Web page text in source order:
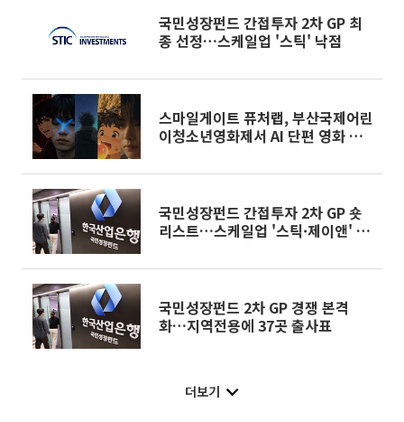
국민성장펀드 간접투자 2차 GP 최
종 선정…스케일업 '스틱' 낙점
스마일게이트 퓨처랩, 부산국제어린
이청소년영화제서 AI 단편 영화 특
국민성장펀드 간접투자 2차 GP 숏
리스트…스케일업 '스틱·제이앤' 맞
국민성장펀드 2차 GP 경쟁 본격
화…지역전용에 37곳 출사표
더보기